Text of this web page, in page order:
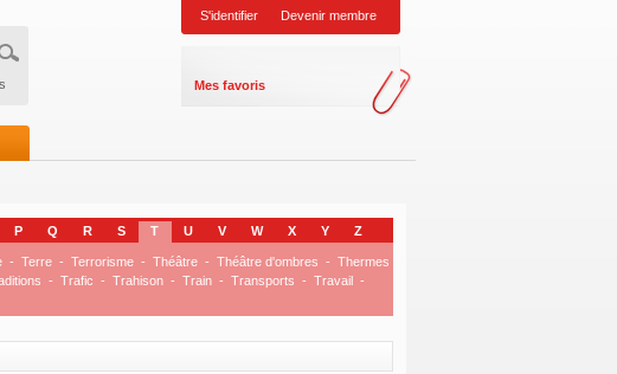
S'identifier Devenir membre
Mes favoris
P Q R S T U V W X Y Z
- Terre - Terrorisme - Théâtre - Théâtre d'ombres - Thermes
- Trafic - Trahison - Train - Transports - Travail -